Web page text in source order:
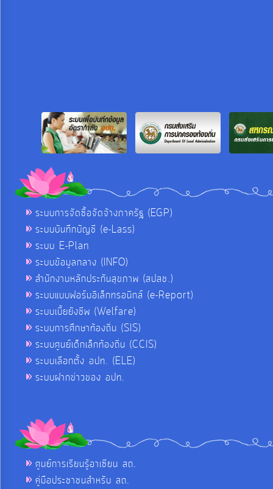
ระบบการจัดซื้อจัดจ้างภาครัฐ (EGP)
ระบบบันทึกบัญชี (e-Lass)
ระบบ E-Plan
ระบบข้อมูลกลาง (INFO)
สำนักงานหลักประกันสุขภาพ (สปสช.)
ระบบแบบฟอร์มอิเล็กทรอนิกส์ (e-Report)
ระบบเบี้ยยังชีพ (Welfare)
ระบบการศึกษาท้องถิ่น (SIS)
ระบบศูนย์เด็กเล็กท้องถิ่น (CCIS)
ระบบเลือกตั้ง อปท. (ELE)
ระบบฝากข่าวของ อปท.
ศูนย์การเรียนรู้อาเซียน สถ.
คู่มือประชาชนสำหรับ สถ.